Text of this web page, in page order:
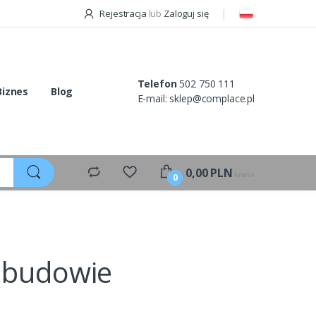
Rejestracja lub Zaloguj się
Blog
Telefon 502 750 111
E-mail: sklep@complace.pl
0 0,00PLN